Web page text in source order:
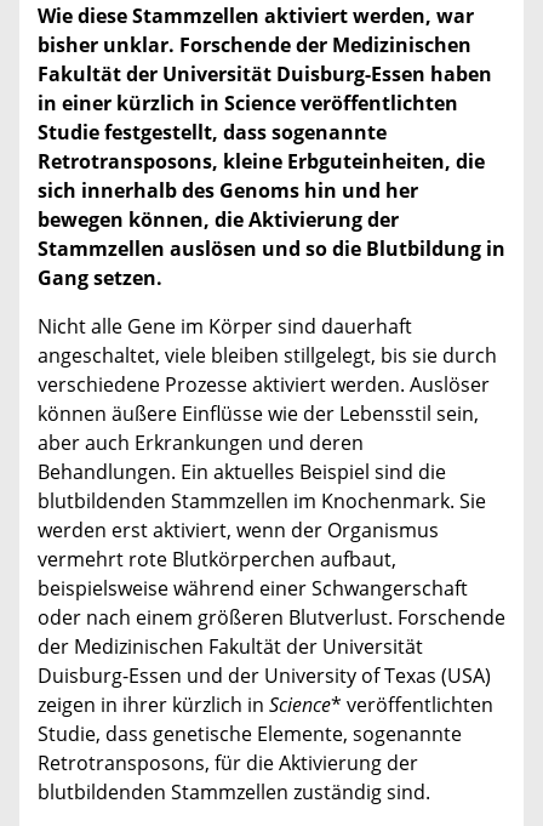
Wie diese Stammzellen aktiviert werden, war
bisher unklar. Forschende der Medizinischen
Fakultät der Universität Duisburg-Essen haben
in einer kürzlich in Science veröffentlichten
Studie festgestellt, dass sogenannte
Retrotransposons, kleine Erbguteinheiten, die
sich innerhalb des Genoms hin und her
bewegen können, die Aktivierung der
Stammzellen auslösen und so die Blutbildung in
Gang setzen.
Nicht alle Gene im Körper sind dauerhaft
angeschaltet, viele bleiben stillgelegt, bis sie durch
verschiedene Prozesse aktiviert werden. Auslöser
können äußere Einflüsse wie der Lebensstil sein,
aber auch Erkrankungen und deren
Behandlungen. Ein aktuelles Beispiel sind die
blutbildenden Stammzellen im Knochenmark. Sie
werden erst aktiviert, wenn der Organismus
vermehrt rote Blutkörperchen aufbaut,
beispielsweise während einer Schwangerschaft
oder nach einem größeren Blutverlust. Forschende
der Medizinischen Fakultät der Universität
Duisburg-Essen und der University of Texas (USA)
zeigen in ihrer kürzlich in Science* veröffentlichten
Studie, dass genetische Elemente, sogenannte
Retrotransposons, für die Aktivierung der
blutbildenden Stammzellen zuständig sind.